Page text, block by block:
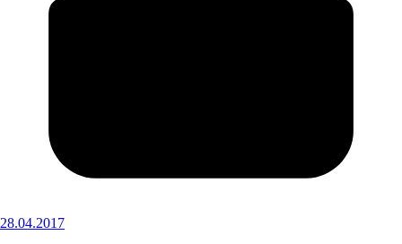
28.04.2017